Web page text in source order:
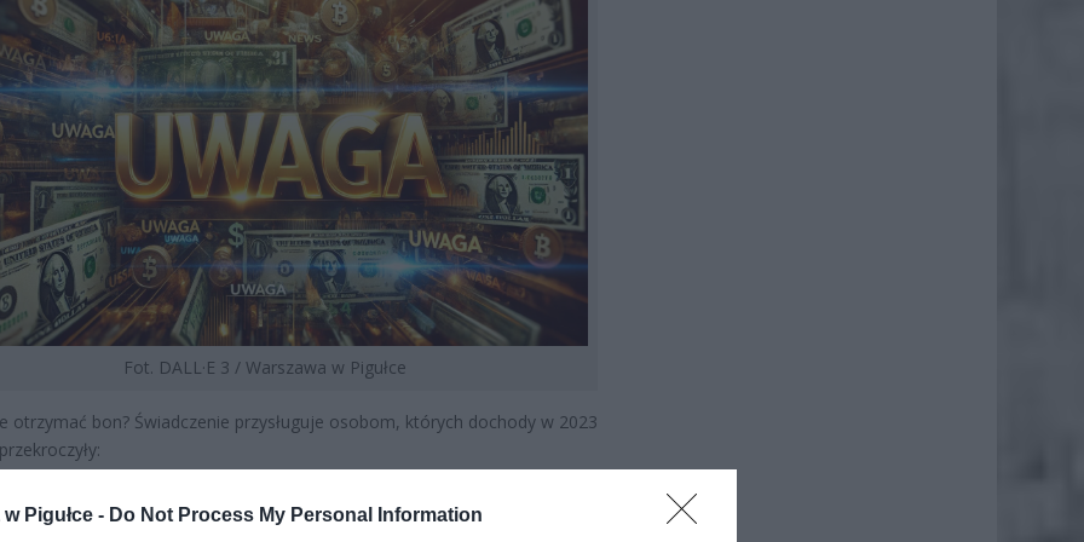
Pigułce - Do Not Process My Personal Information
Fot. DALL·E 3 / Warszawa w Pigułce
otrzymać bon? Świadczenie przysługuje osobom, których dochody w 2023
RÓWNIEŻ: